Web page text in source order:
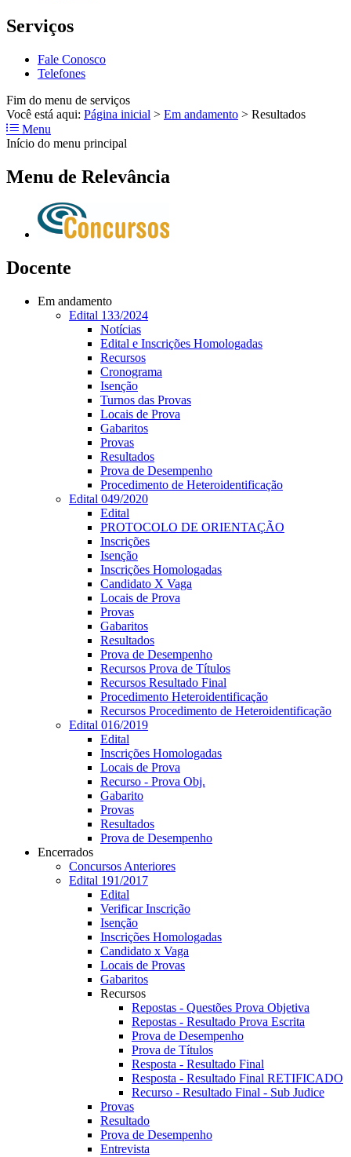
Serviços
Fale Conosco
Telefones
Fim do menu de serviços
Você está aqui: Página inicial > Em andamento > Resultados
Menu
Início do menu principal
Menu de Relevância
Docente
Em andamento
Edital 133/2024
Notícias
Edital e Inscrições Homologadas
Recursos
Cronograma
Isenção
Turnos das Provas
Locais de Prova
Gabaritos
Provas
Resultados
Prova de Desempenho
Procedimento de Heteroidentificação
Edital 049/2020
Edital
PROTOCOLO DE ORIENTAÇÃO
Inscrições
Isenção
Inscrições Homologadas
Candidato X Vaga
Locais de Prova
Provas
Gabaritos
Resultados
Prova de Desempenho
Recursos Prova de Títulos
Recursos Resultado Final
Procedimento Heteroidentificação
Recursos Procedimento de Heteroidentificação
Edital 016/2019
Edital
Inscrições Homologadas
Locais de Prova
Recurso - Prova Obj.
Gabarito
Provas
Resultados
Prova de Desempenho
Encerrados
Concursos Anteriores
Edital 191/2017
Edital
Verificar Inscrição
Isenção
Inscrições Homologadas
Candidato x Vaga
Locais de Provas
Gabaritos
Recursos
Repostas - Questões Prova Objetiva
Repostas - Resultado Prova Escrita
Prova de Desempenho
Prova de Títulos
Resposta - Resultado Final
Resposta - Resultado Final RETIFICADO
Recurso - Resultado Final - Sub Judice
Provas
Resultado
Prova de Desempenho
Entrevista